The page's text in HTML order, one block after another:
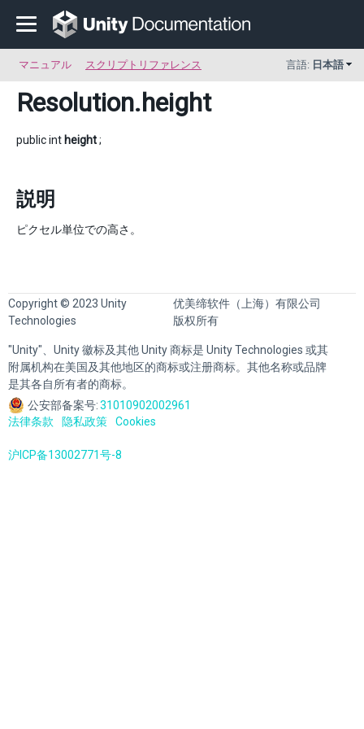
マニュアル スクリプトリファレンス 言語: 日本語
Resolution.height
public int height;
説明
ピクセル単位での高さ。
Copyright © 2023 Unity
Technologies
优美缔软件（上海）有限公司
版权所有
"Unity"、Unity 徽标及其他 Unity 商标是 Unity Technologies 或其
附属机构在美国及其他地区的商标或注册商标。其他名称或品牌
是其各自所有者的商标。
公安部备案号:31010902002961
法律条款
隐私政策 Cookies
沪ICP备13002771号-8